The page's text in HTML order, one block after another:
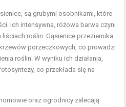
są grubymi osobnikami, które
Ich intensywna, różowa barwa czyni
roślin. Gąsienice przeziernika
porzeczkowych, co prowadzi
roślin. W wyniku ich działania,
co przekłada się na
oraz ogrodnicy zalecają